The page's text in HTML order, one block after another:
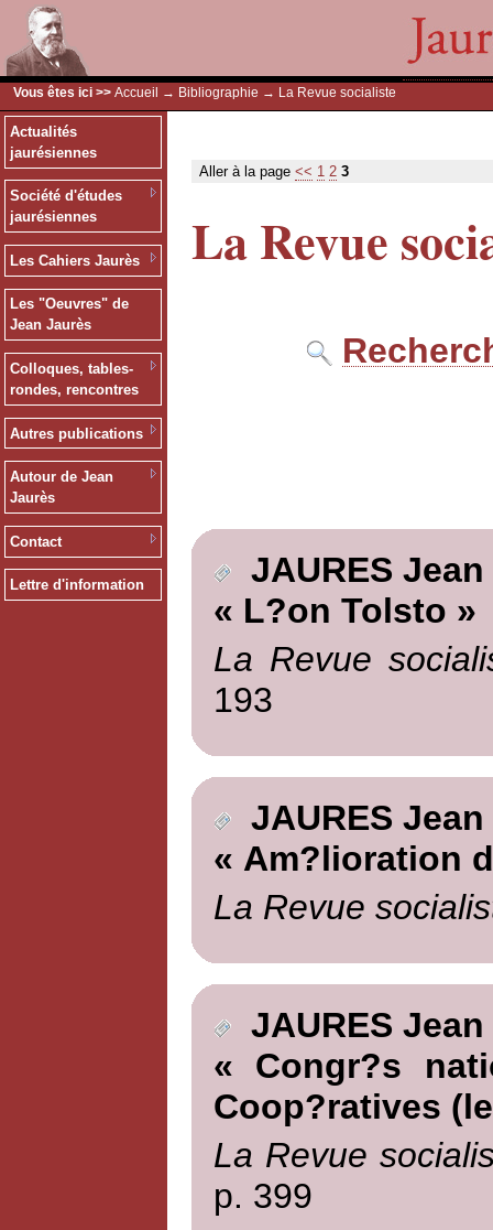
Vous êtes ici >> Accueil → Bibliographie → La Revue socialiste
Actualités
jaurésiennes
Société d'études
jaurésiennes
Les Cahiers Jaurès
Les "Oeuvres" de
Jean Jaurès
Colloques, tables-
rondes, rencontres
Autres publications
Autour de Jean
Jaurès
Contact
Lettre d'information
Aller à la page << 1 2 3
La Revue
JAURES Jean
« L?on Tolsto »
La Revue
193
JAURES Jean
« Am?lioration
La Revue
JAURES Jean
« Congr?s
Coop?ratives
La Revue
p. 399